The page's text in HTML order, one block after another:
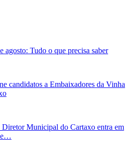
agosto: Tudo o que precisa saber
candidatos a Embaixadores da Vinha
Diretor Municipal do Cartaxo entra em